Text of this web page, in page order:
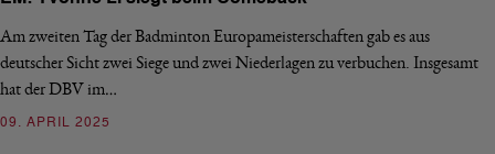
Am zweiten Tag der Badminton Europameisterschaften gab es aus
deutscher Sicht zwei Siege und zwei Niederlagen zu verbuchen. Insgesamt
hat der DBV im…
09. APRIL 2025